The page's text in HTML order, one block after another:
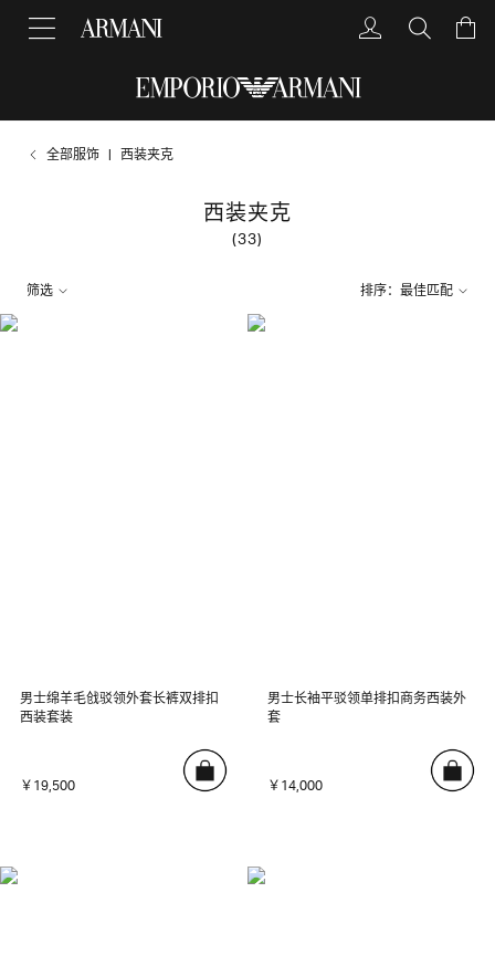
全部服饰 西装夹克
西装夹克
(33)
筛选 排序：最佳匹配
男士绵羊毛戗驳领外套长裤双排扣
西装套装
￥19,500
男士长袖平驳领单排扣商务西装外
套
￥14,000